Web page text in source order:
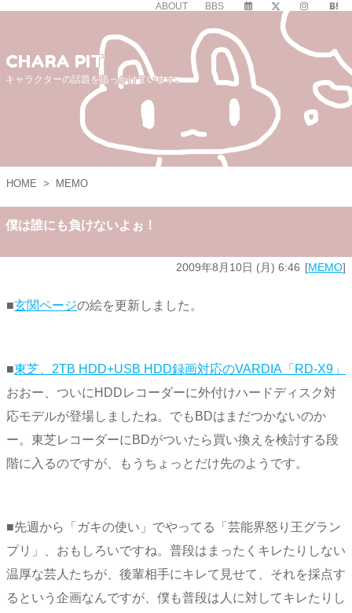
ABOUT BBS
CHARA PIT
キャラクターの話題を追っかけています。
HOME > MEMO
僕は誰にも負けないよぉ！
2009年8月10日 (月) 6:46 MEMO
■玄関ページの絵を更新しました。
■東芝、2TB HDD+USB HDD録画対応のVARDIA「RD-X9」
おおー、ついにHDDレコーダーに外付けハードディスク対
応モデルが登場しましたね。でもBDはまだつかないのか
ー。東芝レコーダーにBDがついたら買い換えを検討する段
階に入るのですが、もうちょっとだけ先のようです。
■先週から「ガキの使い」でやってる「芸能界怒り王グラン
プリ」、おもしろいですね。普段はまったくキレたりしない
温厚な芸人たちが、後輩相手にキレて見せて、それを採点す
るという企画なんですが、僕も普段は人に対してキレたりし